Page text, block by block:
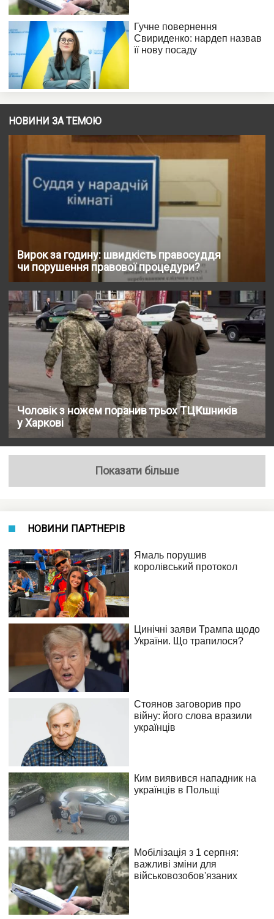
НОВИНИ ЗА ТЕМОЮ
Вирок за годину: швидкість правосуддя
чи порушення правової процедури?
Чоловік з ножем поранив трьох ТЦКшників
у Харкові
Показати більше
НОВИНИ ПАРТНЕРІВ